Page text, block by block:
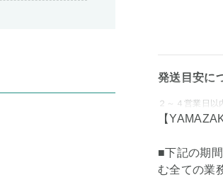
発送目安に
２～４営業日以
【
■下記の期
む全ての業